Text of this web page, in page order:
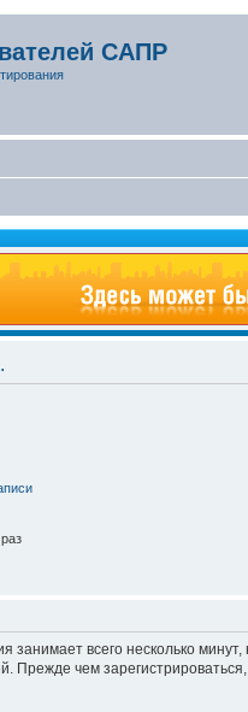
САПР
всего несколько
Прежде чем